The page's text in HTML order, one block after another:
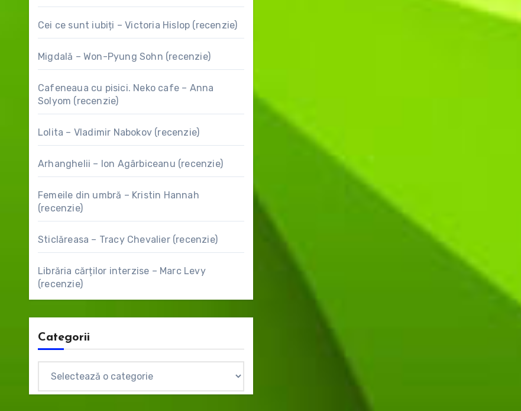
Cei ce sunt iubiți – Victoria Hislop (recenzie)
Migdală – Won-Pyung Sohn (recenzie)
Cafeneaua cu pisici. Neko cafe – Anna
Solyom (recenzie)
Lolita – Vladimir Nabokov (recenzie)
Arhanghelii – Ion Agârbiceanu (recenzie)
Femeile din umbră – Kristin Hannah
(recenzie)
Sticlăreasa – Tracy Chevalier (recenzie)
Librăria cărților interzise – Marc Levy
(recenzie)
Categorii